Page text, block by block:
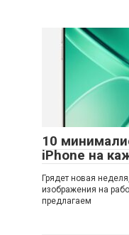
10
iPhone на
Грядет новая
изображения на
предлагаем